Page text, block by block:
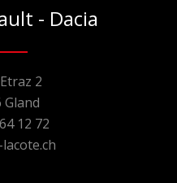
- Dacia
2
Gland
12 72